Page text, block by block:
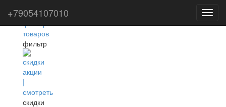
фильтр
скидки
+79054107010